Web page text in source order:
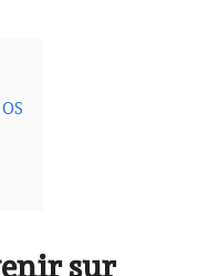
sur